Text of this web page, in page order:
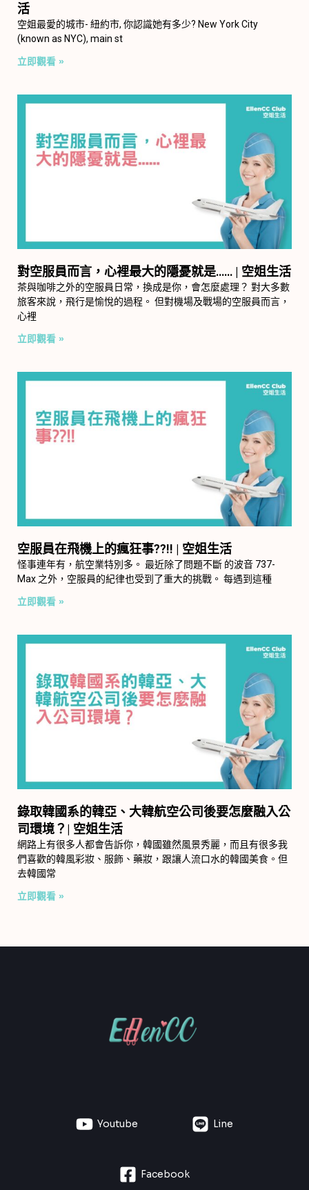
活
空姐最愛的城市- 紐約市, 你認識她有多少? New York City
(known as NYC), main st
立即觀看 »
對空服員而言，心裡最大的隱憂就是…… | 空姐生活
茶與咖啡之外的空服員日常，換成是你，會怎麼處理？ 對大多數
旅客來說，飛行是愉悅的過程。 但對機場及戰場的空服員而言，
心裡
立即觀看 »
空服員在飛機上的瘋狂事??!! | 空姐生活
怪事連年有，航空業特別多。 最近除了問題不斷 的波音 737-
Max 之外，空服員的紀律也受到了重大的挑戰。 每遇到這種
立即觀看 »
錄取韓國系的韓亞、大韓航空公司後要怎麼融入公
司環境？| 空姐生活
網路上有很多人都會告訴你，韓國雖然風景秀麗，而且有很多我
們喜歡的韓風彩妝、服飾、藥妝，跟讓人流口水的韓國美食。但
去韓國常
立即觀看 »
Youtube Line
Facebook